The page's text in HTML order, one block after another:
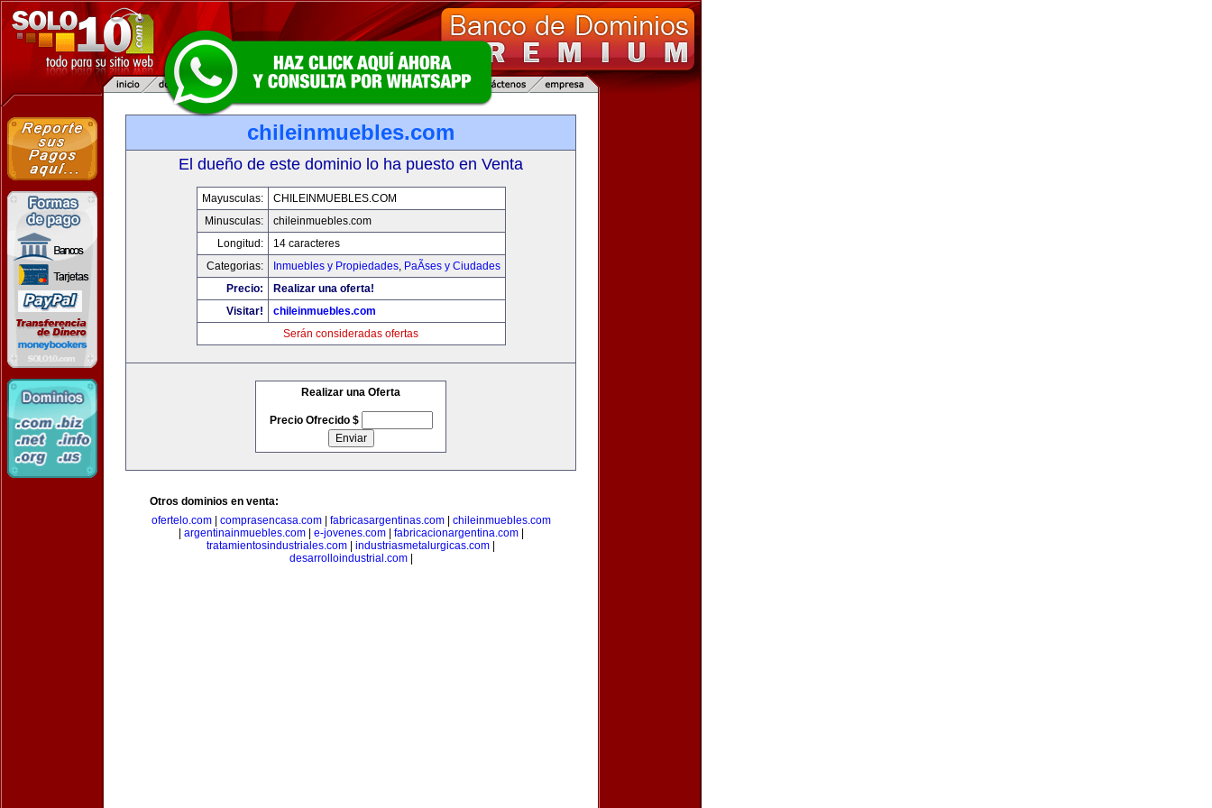
chileinmuebles.com
El dueño de este dominio lo ha puesto en Venta
Mayusculas:
CHILEINMUEBLES.COM
Minusculas:
chileinmuebles.com
Longitud:
14 caracteres
Categorias:
Inmuebles y Propiedades, PaÃ­ses y Ciudades
Precio:
Realizar una oferta!
Visitar!
chileinmuebles.com
Serán consideradas ofertas
Realizar una Oferta
Precio Ofrecido $
Otros dominios en venta:
ofertelo.com| comprasencasa.com| fabricasargentinas.com| chileinmuebles.com
argentinainmuebles.com| e-jovenes.com| fabricacionargentina.com|
tratamientosindustriales.com
industriasmetalurgicas.com
desarrolloindustrial.com|